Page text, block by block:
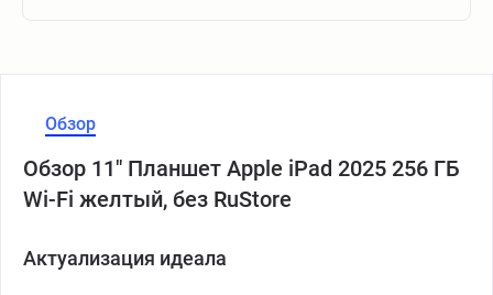
Обзор
Обзор 11" Планшет Apple iPad 2025 256 ГБ
Wi-Fi желтый, без RuStore
Актуализация идеала